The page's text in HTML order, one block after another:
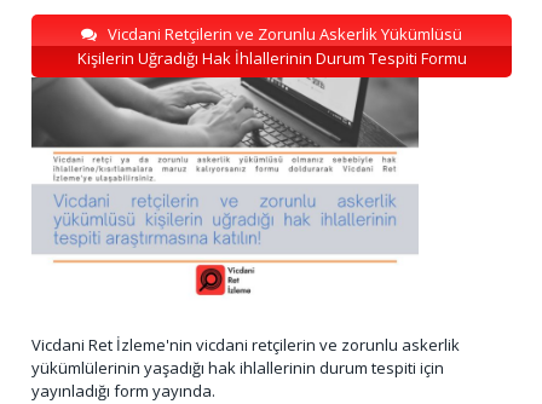
Vicdani Retçilerin ve Zorunlu Askerlik Yükümlüsü
Kişilerin Uğradığı Hak İhlallerinin Durum Tespiti Formu
Vicdani Ret İzleme'nin vicdani retçilerin ve zorunlu askerlik
yükümlülerinin yaşadığı hak ihlallerinin durum tespiti için
yayınladığı form yayında.